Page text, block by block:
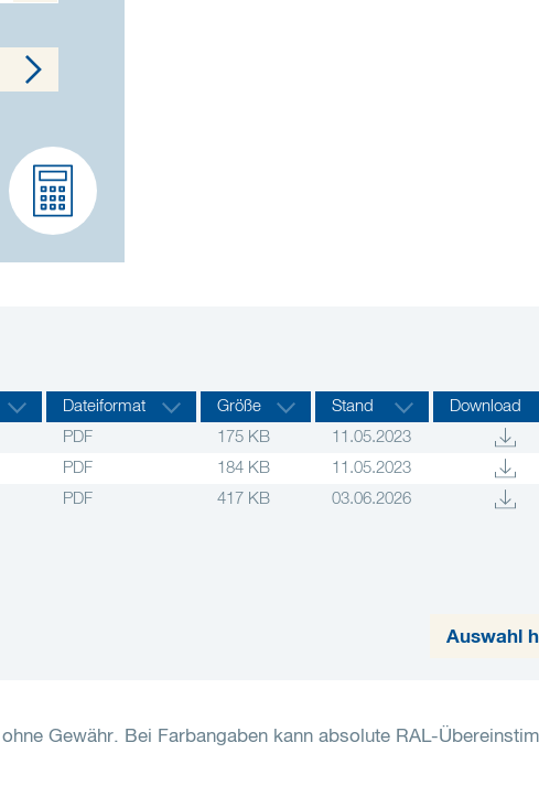
Dateiformat Größe Stand Download
PDF 175 KB
11.05.2023
PDF 184 KB
11.05.2023
PDF 417 KB 03.06.2026
Auswahl
Gewähr. Bei Farbangaben kann absolute RAL-